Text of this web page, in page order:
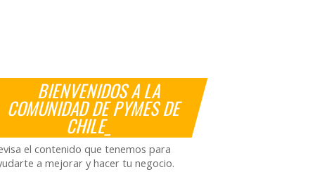
BIENVENIDOS A LA
COMUNIDAD DE PYMES DE
CHILE_
el contenido que tenemos para
a mejorar y hacer tu negocio.